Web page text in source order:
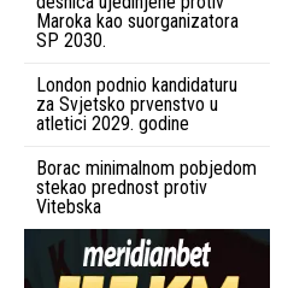
Maroka kao suorganizatora
SP 2030.
London podnio kandidaturu
za Svjetsko prvenstvo u
atletici 2029. godine
Borac minimalnom pobjedom
stekao prednost protiv
Vitebska